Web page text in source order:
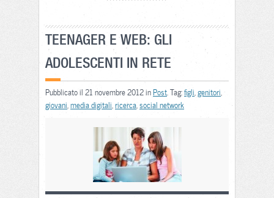
TEENAGER E WEB: GLI
ADOLESCENTI IN RETE
Pubblicato il 21 novembre 2012 inPost . Tag:figli genitori
giovani media digitali ricerca social network